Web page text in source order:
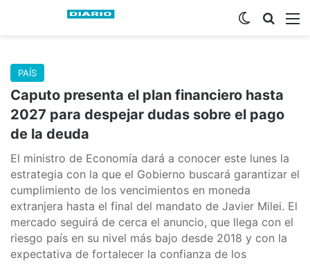
Buscar
Switch skin
PAÍS
Caputo presenta el plan financiero hasta
2027 para despejar dudas sobre el pago
de la deuda
El ministro de Economía dará a conocer este lunes la
estrategia con la que el Gobierno buscará garantizar el
cumplimiento de los vencimientos en moneda
extranjera hasta el final del mandato de Javier Milei. El
mercado seguirá de cerca el anuncio, que llega con el
riesgo país en su nivel más bajo desde 2018 y con la
expectativa de fortalecer la confianza de los